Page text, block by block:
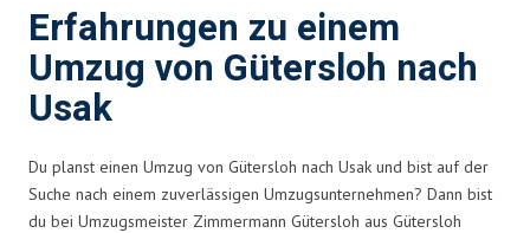
Erfahrungen zu einem
Umzug von Gütersloh nach
Usak
Du planst einen Umzug von Gütersloh nach Usak und bist auf der
Suche nach einem zuverlässigen Umzugsunternehmen? Dann bist
du bei Umzugsmeister Zimmermann Gütersloh aus Gütersloh